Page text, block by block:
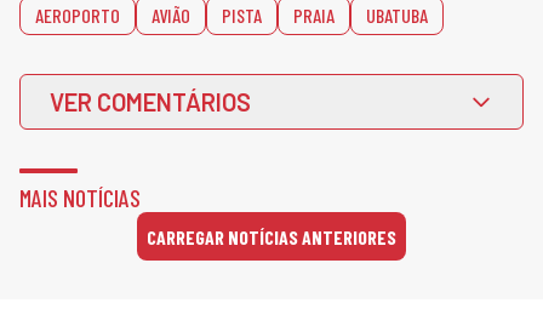
AEROPORTO AVIÃO PISTA PRAIA UBATUBA
VER COMENTÁRIOS
MAIS NOTÍCIAS
CARREGAR NOTÍCIAS ANTERIORES